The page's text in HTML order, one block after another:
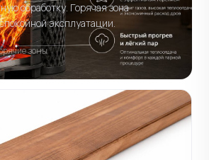
обработку. Горячая зона
эксплуатации.
зоны